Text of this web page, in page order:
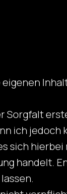
eigenen
Sorgfalt
ich jedoch
sich
handelt.